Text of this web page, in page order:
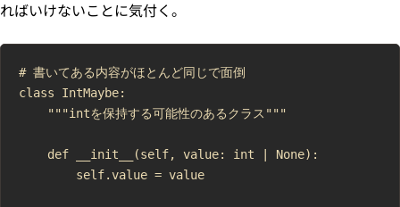
ればいけないことに気付く。
# 書いてある内容がほとんど同じで面倒
class IntMaybe:
    """intを保持する可能性のあるクラス"""
    def __init__(self, value: int | None):
        self.value = value